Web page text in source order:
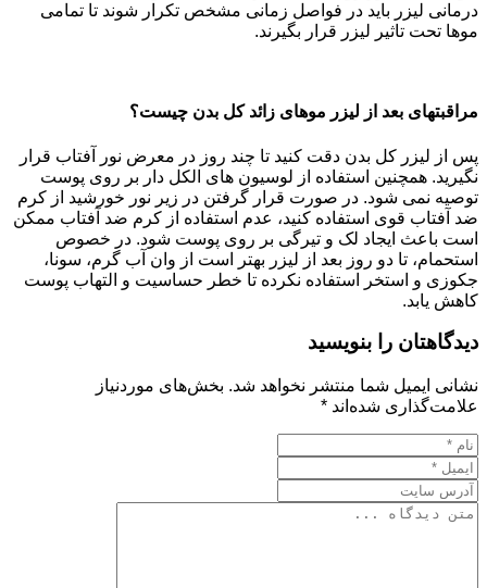
درمانی لیزر باید در فواصل زمانی مشخص تکرار شوند تا تمامی
موها تحت تاثیر لیزر قرار بگیرند.
مراقبتهای بعد از لیزر موهای زائد کل بدن چیست؟
پس از لیزر کل بدن دقت کنید تا چند روز در معرض نور آفتاب قرار
نگیرید. همچنین استفاده از لوسیون های الکل دار بر روی پوست
توصیه نمی شود. در صورت قرار گرفتن در زیر نور خورشید از کرم
ضد آفتاب قوی استفاده کنید، عدم استفاده از کرم ضد آفتاب ممکن
است باعث ایجاد لک و تیرگی بر روی پوست شود. در خصوص
استحمام، تا دو روز بعد از لیزر بهتر است از وان آب گرم، سونا،
جکوزی و استخر استفاده نکرده تا خطر حساسیت و التهاب پوست
کاهش یابد.
دیدگاهتان را بنویسید
نشانی ایمیل شما منتشر نخواهد شد. بخش‌های موردنیاز
علامت‌گذاری شده‌اند *